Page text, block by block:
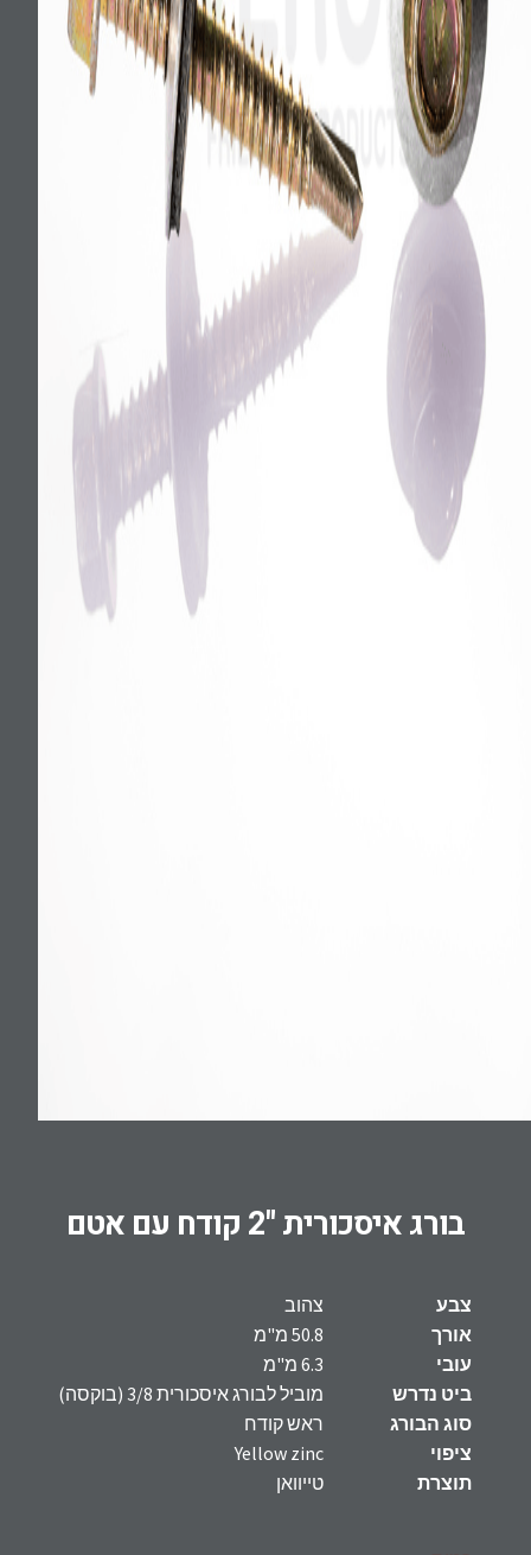
בורג איסכורית "2 קודח עם אטם
צבע
צהוב
אורך
50.8 מ"מ
עובי
6.3 מ"מ
ביט נדרש
מוביל לבורג איסכורית 3/8 (בוקסה)
סוג הבורג
ראש קודח
ציפוי
Yellow zinc
תוצרת
טייוואן